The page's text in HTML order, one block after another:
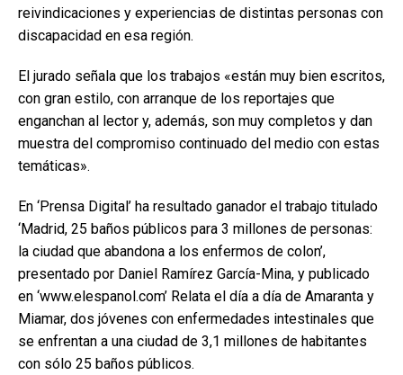
reivindicaciones y experiencias de distintas personas con
discapacidad en esa región.
El jurado señala que los trabajos «están muy bien escritos,
con gran estilo, con arranque de los reportajes que
enganchan al lector y, además, son muy completos y dan
muestra del compromiso continuado del medio con estas
temáticas».
En ‘Prensa Digital’ ha resultado ganador el trabajo titulado
‘Madrid, 25 baños públicos para 3 millones de personas:
la ciudad que abandona a los enfermos de colon’,
presentado por Daniel Ramírez García-Mina, y publicado
en ‘www.elespanol.com’ Relata el día a día de Amaranta y
Miamar, dos jóvenes con enfermedades intestinales que
se enfrentan a una ciudad de 3,1 millones de habitantes
con sólo 25 baños públicos.